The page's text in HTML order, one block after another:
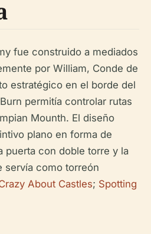
fue construido a mediados
por William, Conde de
estratégico en el borde del
permitía controlar rutas
Mounth. El diseño
plano en forma de
puerta con doble torre y la
servía como torreón
About Castles; Spotting